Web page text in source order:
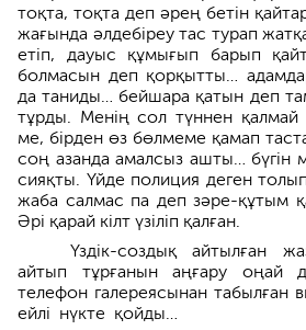
тоқта, тоқта деп әрең бетін
жағында әлдебіреу тас турап
етіп, дауыс құмығып барып
болмасын деп қорқытты…
да таниды… бейшара қатын деп
тұрды. Менің сол түннен
ме, бірден өз бөлмеме қамап
соң азанда амалсыз ашты… бүгін
сияқты. Үйде полиция деген
жаба салмас па деп зәре-құтым
Әрі қарай кілт үзіліп қалған.
Үздік-создық айтылған
айтып тұрғанын аңғару оңай
телефон гале­реясынан табылған
ейлі нүкте қойды…